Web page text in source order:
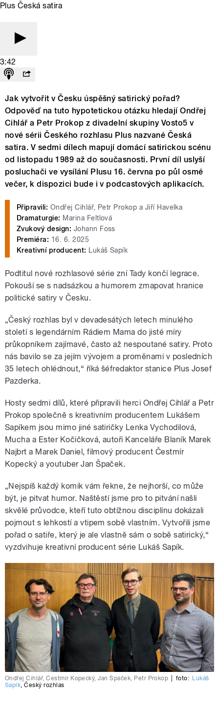
Plus Česká satira
3:42
Jak vytvořit v Česku úspěšný satirický pořad?
Odpověď na tuto hypotetickou otázku hledají Ondřej
Cihlář a Petr Prokop z divadelní skupiny Vosto5 v
nové sérii Českého rozhlasu Plus nazvané Česká
satira. V sedmi dílech mapují domácí satirickou scénu
od listopadu 1989 až do současnosti. První díl uslyší
posluchači ve vysílání Plusu 16. června po půl osmé
večer, k dispozici bude i v podcastových aplikacích.
Připravili: Ondřej Cihlář, Petr Prokop a Jiří Havelka
Dramaturgie: Marina Feltlová
Zvukový design: Johann Foss
Premiéra: 16. 6. 2025
Kreativní producent: Lukáš Sapík
Podtitul nové rozhlasové série zní Tady končí legrace.
Pokouší se s nadsázkou a humorem zmapovat hranice
politické satiry v Česku.
„Český rozhlas byl v devadesátých letech minulého
století s legendárním Rádiem Mama do jisté míry
průkopníkem zajímavé, často až nespoutané satiry. Proto
nás bavilo se za jejím vývojem a proměnami v posledních
35 letech ohlédnout,“ říká šéfredaktor stanice Plus Josef
Pazderka.
Hosty sedmi dílů, které připravili herci Ondřej Cihlář a Petr
Prokop společně s kreativním producentem Lukášem
Sapíkem jsou mimo jiné satiričky Lenka Vychodilová,
Mucha a Ester Kočičková, autoři Kanceláře Blaník Marek
Najbrt a Marek Daniel, filmový producent Čestmír
Kopecký a youtuber Jan Špaček.
„Nejspíš každý komik vám řekne, že nejhorší, co může
být, je pitvat humor. Naštěstí jsme pro to pitvání našli
skvělé průvodce, kteří tuto obtížnou disciplínu dokázali
pojmout s lehkostí a vtipem sobě vlastním. Vytvořili jsme
pořad o satiře, který je ale vlastně sám o sobě satirický,“
vyzdvihuje kreativní producent série Lukáš Sapík.
Ondřej Cihlář, Čestmír Kopecký, Jan Špaček, Petr Prokop foto: Lukáš
Sapík ,Český rozhlas